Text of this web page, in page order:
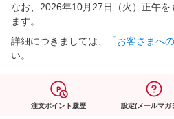
なお、2026年10月27日（火）正午
ます。
詳細につきましては、
「お客さまへ
い。
注文ポイント履歴 設定(メールマガ